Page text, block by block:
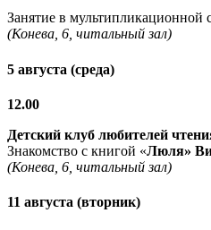
Занятие в мультипликационной
(Конева, 6, читальный зал)
5 августа (среда)
12.00
Детский клуб любителей
Знакомство с книгой «Люля»
(Конева, 6, читальный зал)
11 августа (вторник)